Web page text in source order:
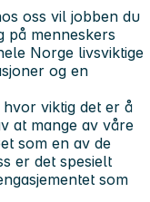
oss vil jobben du
på menneskers
Norge livsviktige
og en
hvor viktig det er å
at mange av våre
som en av de
er det spesielt
som